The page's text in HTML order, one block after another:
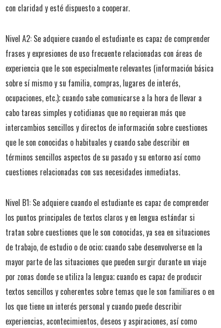
con claridad y esté dispuesto a cooperar.
Nivel A2: Se adquiere cuando el estudiante es capaz de comprender
frases y expresiones de uso frecuente relacionadas con áreas de
experiencia que le son especialmente relevantes (información básica
sobre sí mismo y su familia, compras, lugares de interés,
ocupaciones, etc.); cuando sabe comunicarse a la hora de llevar a
cabo tareas simples y cotidianas que no requieran más que
intercambios sencillos y directos de información sobre cuestiones
que le son conocidas o habituales y cuando sabe describir en
términos sencillos aspectos de su pasado y su entorno así como
cuestiones relacionadas con sus necesidades inmediatas.
Nivel B1: Se adquiere cuando el estudiante es capaz de comprender
los puntos principales de textos claros y en lengua estándar si
tratan sobre cuestiones que le son conocidas, ya sea en situaciones
de trabajo, de estudio o de ocio; cuando sabe desenvolverse en la
mayor parte de las situaciones que pueden surgir durante un viaje
por zonas donde se utiliza la lengua; cuando es capaz de producir
textos sencillos y coherentes sobre temas que le son familiares o en
los que tiene un interés personal y cuando puede describir
experiencias, acontecimientos, deseos y aspiraciones, así como